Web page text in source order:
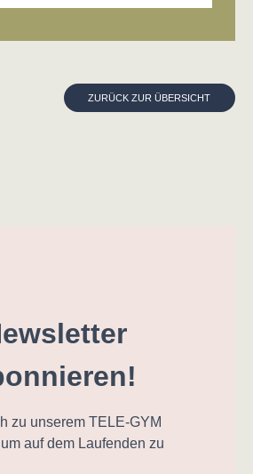
ZURÜCK ZUR ÜBERSICHT
zu unserem TELE-GYM
auf dem Laufenden zu